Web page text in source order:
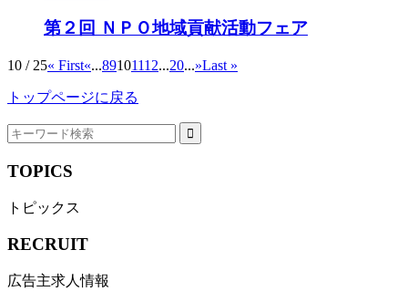
第２回 ＮＰＯ地域貢献活動フェア
10 / 25« First«...89101112...20...»Last »
トップページに戻る
TOPICS
トピックス
RECRUIT
広告主求人情報